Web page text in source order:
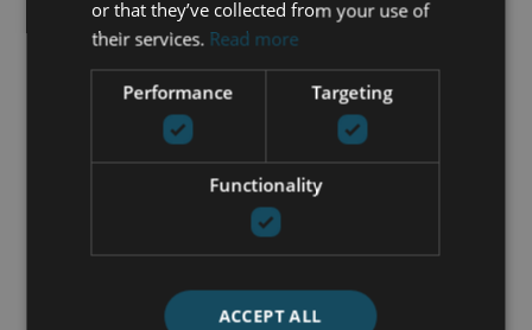
Política de privacidad
Acepto recibir información por
ENVIAR
or that they’ve collected from your use of
their services. Read more
Performance Targeting
Functionality
ACCEPT ALL